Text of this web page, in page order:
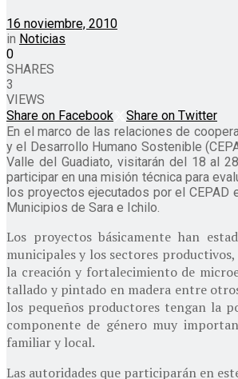
16 noviembre, 2010
in Noticias
0
SHARES
3
VIEWS
Share on Facebook
Share on Twitter
En el marco de las relaciones de
y el Desarrollo Humano Sostenible
Valle del Guadiato, visitarán del 18 al
participar en una misión técnica para
los proyectos ejecutados por el CEPAD
Municipios de Sara e Ichilo.
Los proyectos básicamente han
municipales y los sectores
la creación y fortalecimiento de
tallado y pintado en madera entre
los pequeños productores tengan la
componente de género muy
familiar y local.
Las autoridades que participarán en